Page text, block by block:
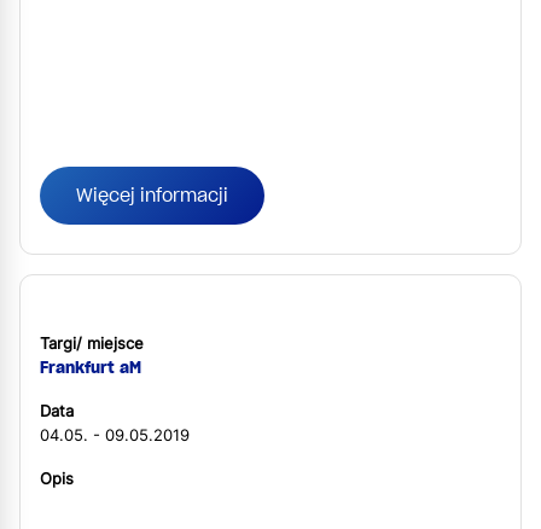
Więcej informacji
Targi/ miejsce
Frankfurt aM
Data
04.05. - 09.05.2019
Opis